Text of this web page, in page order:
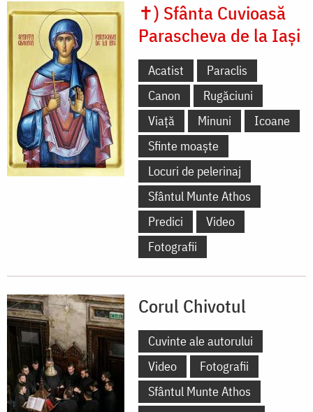
✝) Sfânta Cuvioasă
Parascheva de la Iași
Acatist
Paraclis
Canon
Rugăciuni
Viață
Minuni
Icoane
Sfinte moaște
Locuri de pelerinaj
Sfântul Munte Athos
Predici
Video
Fotografii
Corul Chivotul
Cuvinte ale autorului
Video
Fotografii
Sfântul Munte Athos